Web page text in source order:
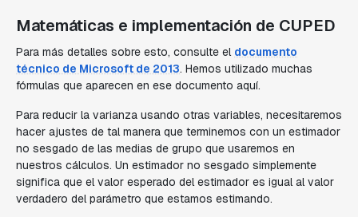
Matemáticas e implementación de CUPED
Para más detalles sobre esto, consulte el documento
técnico de Microsoft de 2013. Hemos utilizado muchas
fórmulas que aparecen en ese documento aquí.
Para reducir la varianza usando otras variables, necesitaremos
hacer ajustes de tal manera que terminemos con un estimador
no sesgado de las medias de grupo que usaremos en
nuestros cálculos. Un estimador no sesgado simplemente
significa que el valor esperado del estimador es igual al valor
verdadero del parámetro que estamos estimando.